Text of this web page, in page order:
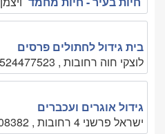
בית גידול לחתולים פרסים
לוצקי חוה רחובות , 0524477523
גידול אוגרים ועכברים
ישראל פרשני 4 רחובות , 0522608382